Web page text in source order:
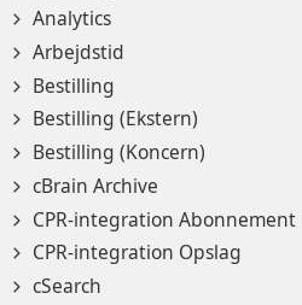
Analytics
Arbejdstid
Bestilling
Bestilling (Ekstern)
Bestilling (Koncern)
cBrain Archive
CPR-integration Abonnement
CPR-integration Opslag
cSearch